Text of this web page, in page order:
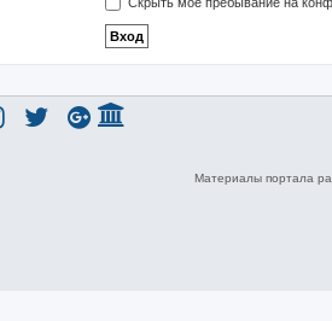
Материалы портала